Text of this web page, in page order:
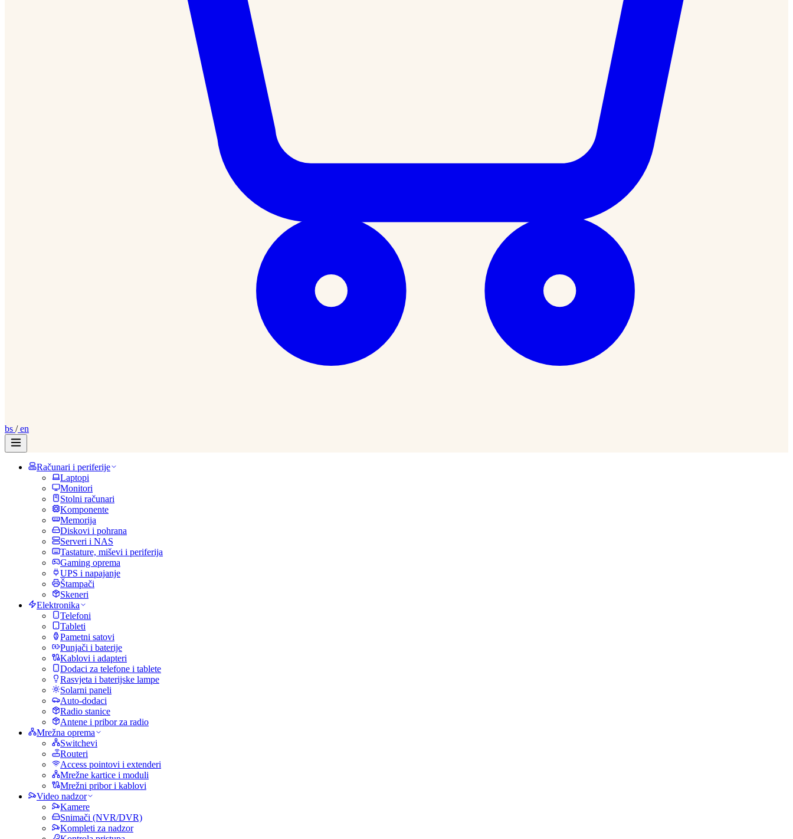
bs /en
Računari i periferije
Laptopi
Monitori
Stolni računari
Komponente
Memorija
Diskovi i pohrana
Serveri i NAS
Tastature, miševi i periferija
Gaming oprema
UPS i napajanje
Štampači
Skeneri
Elektronika
Telefoni
Tableti
Pametni satovi
Punjači i baterije
Kablovi i adapteri
Dodaci za telefone i tablete
Rasvjeta i baterijske lampe
Solarni paneli
Auto-dodaci
Radio stanice
Antene i pribor za radio
Mrežna oprema
Switchevi
Routeri
Access pointovi i extenderi
Mrežne kartice i moduli
Mrežni pribor i kablovi
Video nadzor
Kamere
Snimači (NVR/DVR)
Kompleti za nadzor